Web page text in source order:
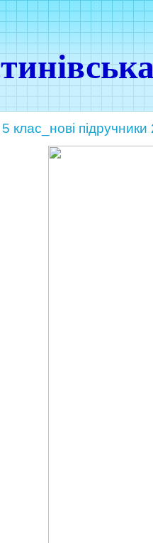
5 клас_нові